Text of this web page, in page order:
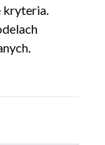
kryteria.